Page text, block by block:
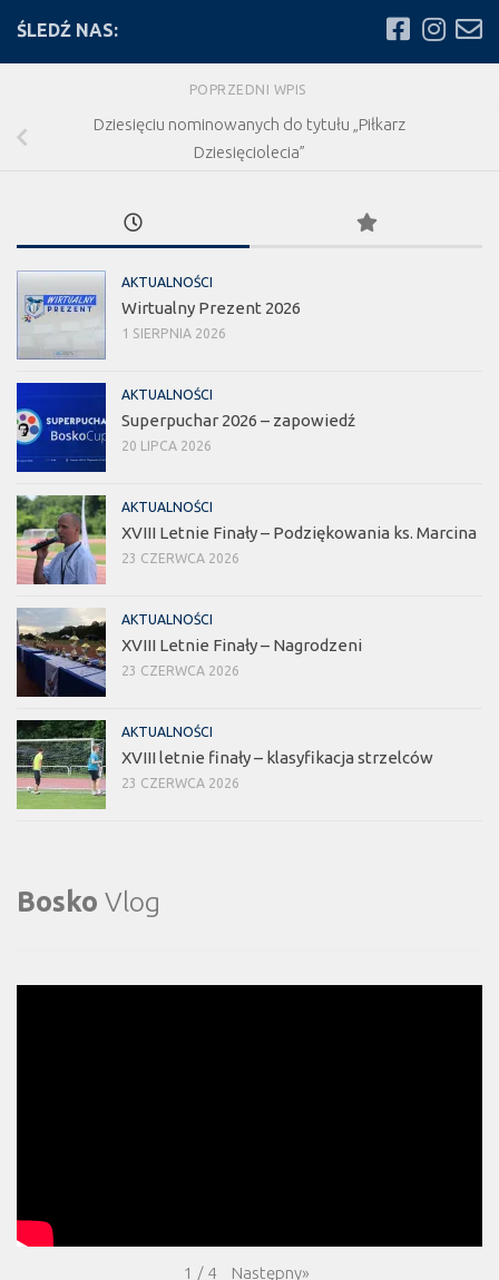
ŚLEDŹ NAS:
POPRZEDNI WPIS
Dziesięciu nominowanych do tytułu „Piłkarz
Dziesięciolecia”
AKTUALNOŚCI
Wirtualny Prezent 2026
1 SIERPNIA 2026
AKTUALNOŚCI
Superpuchar 2026 – zapowiedź
20 LIPCA 2026
AKTUALNOŚCI
XVIII Letnie Finały – Podziękowania ks. Marcina
23 CZERWCA 2026
AKTUALNOŚCI
XVIII Letnie Finały – Nagrodzeni
23 CZERWCA 2026
AKTUALNOŚCI
XVIII letnie finały – klasyfikacja strzelców
23 CZERWCA 2026
Bosko Vlog
1 / 4 Następny»